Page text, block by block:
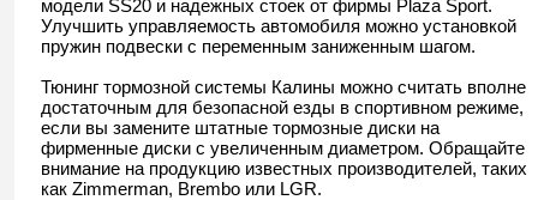
модели SS20 и надежных стоек от фирмы Plaza Sport.
Улучшить управляемость автомобиля можно установкой
пружин подвески с переменным заниженным шагом.
Тюнинг тормозной системы Калины можно считать вполне
достаточным для безопасной езды в спортивном режиме,
если вы замените штатные тормозные диски на
фирменные диски с увеличенным диаметром. Обращайте
внимание на продукцию известных производителей, таких
как Zimmerman, Brembo или LGR.